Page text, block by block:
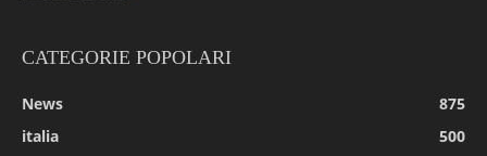
CATEGORIE POPOLARI
News
875
italia
500